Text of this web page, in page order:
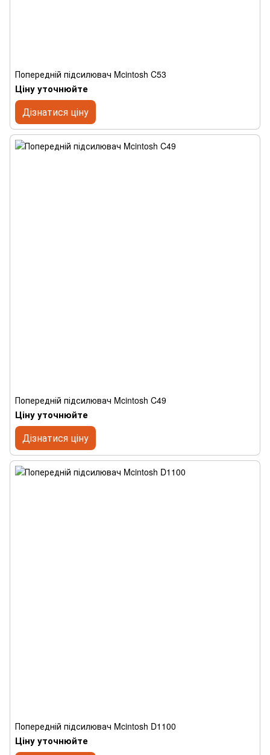
Попередній підсилювач Mcintosh C53
Ціну уточнюйте
Дізнатися ціну
Попередній підсилювач Mcintosh C49
Ціну уточнюйте
Дізнатися ціну
Попередній підсилювач Mcintosh D1100
Ціну уточнюйте